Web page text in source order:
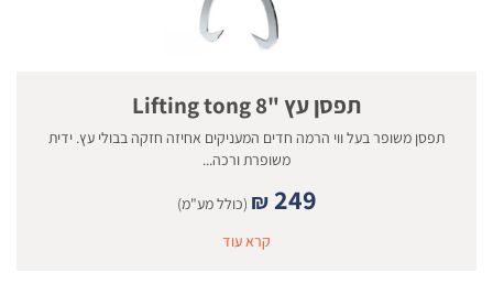
תפסן עץ "8 Lifting tong
תפסן משופר בעל ווי הרמה חדים המעניקים אחיזה חזקה בבולי עץ. ידית
משופרת ורכה...
₪ 249
(כולל מע"מ)
קרא עוד